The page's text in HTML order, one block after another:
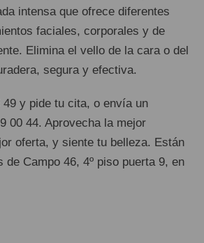
intensa que ofrece diferentes
faciales, corporales y de
Elimina el vello de la cara o del
segura y efectiva.
49 y pide tu cita, o envía un
00 44. ⁣Aprovecha la mejor
oferta, y siente tu belleza. Están
de Campo 46, 4º piso puerta 9, en